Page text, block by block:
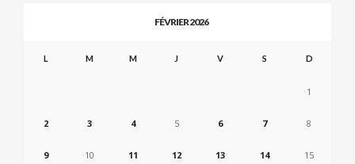
FÉVRIER 2026
L M M J V S D
1
2 3 4 5 6 7 8
9 10 11 12 13 14 15